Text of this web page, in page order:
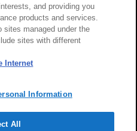
ページの先頭へ
いて
and providing you
products and services.
sites managed under the
sites with different
Internet
Information
All